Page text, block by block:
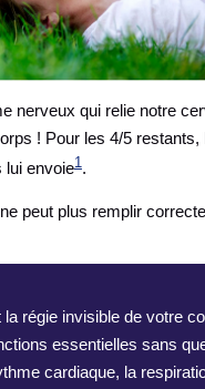
nerveux qui relie notre
! Pour les 4/5
lui envoie1.
peut plus remplir
régie invisible de votre
essentielles sans
cardiaque, la